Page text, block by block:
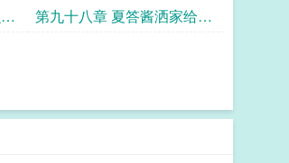
好过海子
第九十八章 夏答酱洒家给你